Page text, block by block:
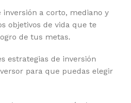
inversión a corto, mediano y
objetivos de vida que te
de tus metas.
estrategias de inversión
para que puedas elegir